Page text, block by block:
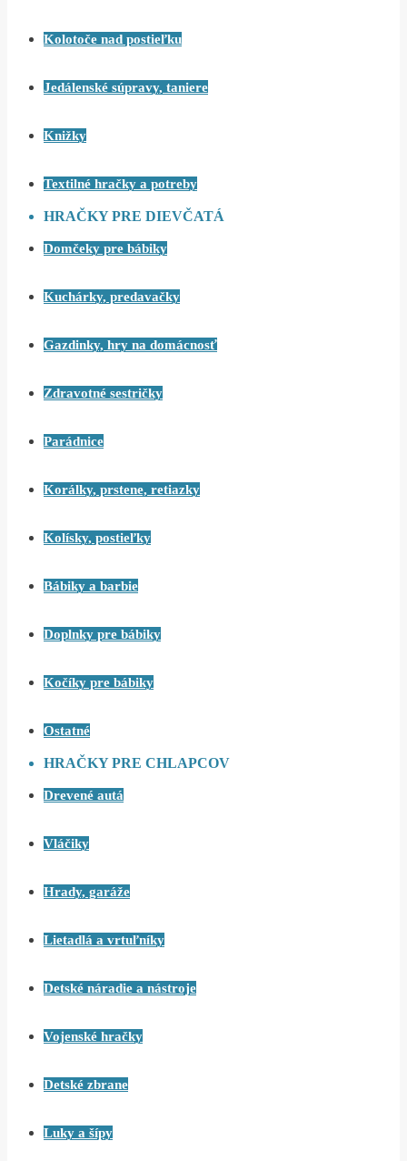
Kolotoče nad postieľku
Jedálenské súpravy, taniere
Knižky
Textilné hračky a potreby
HRAČKY PRE DIEVČATÁ
Domčeky pre bábiky
Kuchárky, predavačky
Gazdinky, hry na domácnosť
Zdravotné sestričky
Parádnice
Korálky, prstene, retiazky
Kolísky, postieľky
Bábiky a barbie
Doplnky pre bábiky
Kočíky pre bábiky
Ostatné
HRAČKY PRE CHLAPCOV
Drevené autá
Vláčiky
Hrady, garáže
Lietadlá a vrtuľníky
Detské náradie a nástroje
Vojenské hračky
Detské zbrane
Luky a šípy